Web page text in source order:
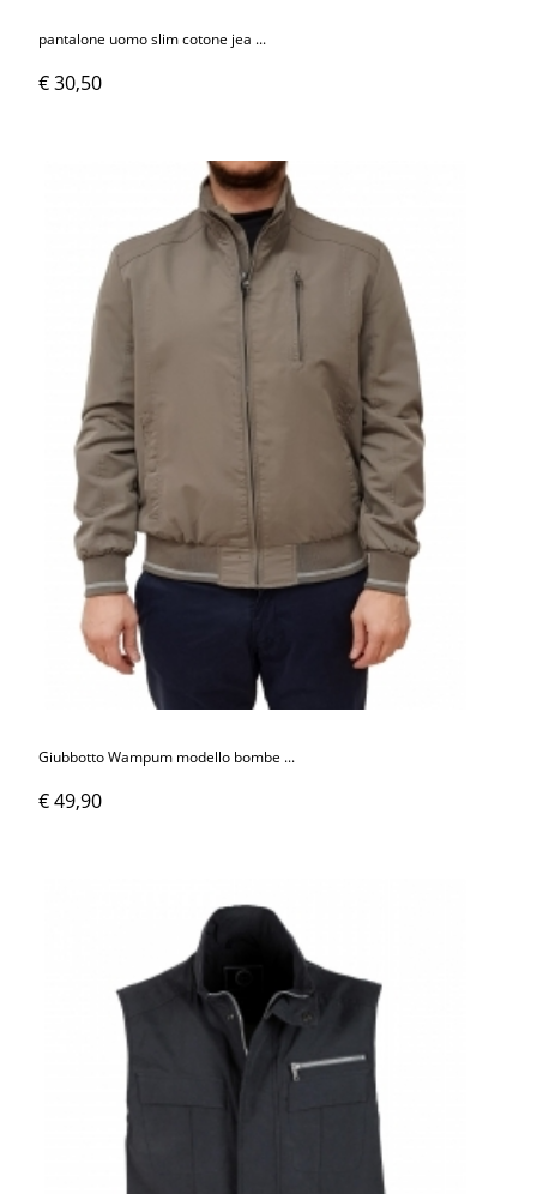
pantalone uomo slim cotone jea ...
€ 30,50
Giubbotto Wampum modello bombe ...
€ 49,90